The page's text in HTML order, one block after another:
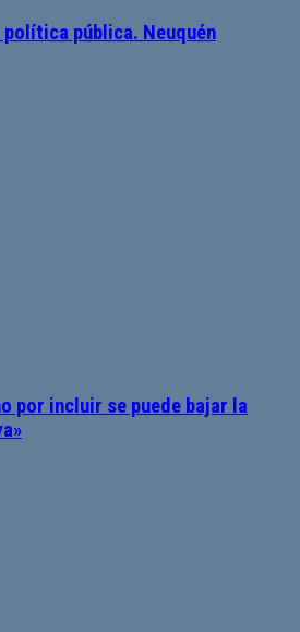
pública. Neuquén
por incluir se puede bajar la